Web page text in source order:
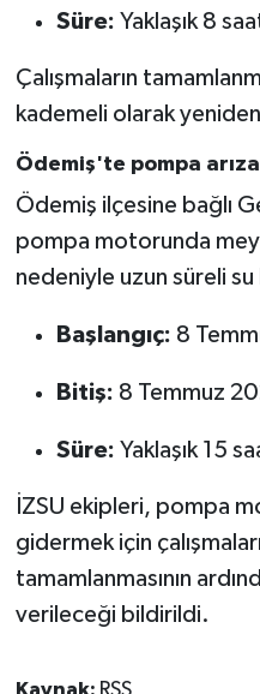
Süre: Yaklaşık 8
Çalışmaların
kademeli olarak
Ödemiş'te pompa
Ödemiş ilçesine bağlı
pompa motorunda
nedeniyle uzun süreli su
Başlangıç: 8
Bitiş: 8 Temmuz
Süre: Yaklaşık 15
İZSU ekipleri, pompa
gidermek için
tamamlanmasının
verileceği bildirildi.